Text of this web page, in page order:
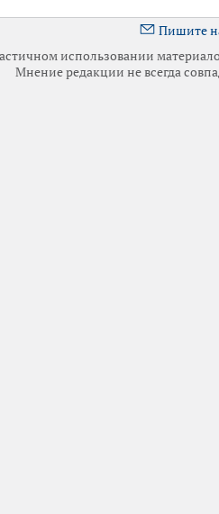
Пишите
использовании
Мнение редакции не всегда